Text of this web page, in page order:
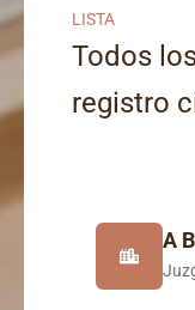
LISTA
Todos
registro
A